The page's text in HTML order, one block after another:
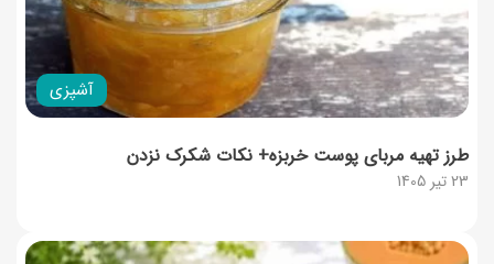
آشپزی
23 تیر 1405
طرز تهیه مربای پوست خربزه+ نکات شکرک نزدن